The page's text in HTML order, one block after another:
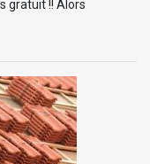
gratuit !! Alors